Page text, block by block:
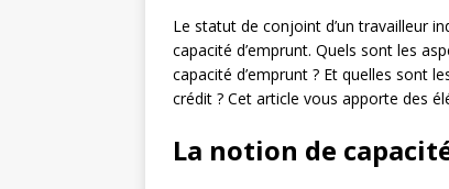
Le statut de conjoint d’un travailleur
capacité d’emprunt. Quels sont les
capacité d’emprunt ? Et quelles sont
crédit ? Cet article vous apporte des
La notion de